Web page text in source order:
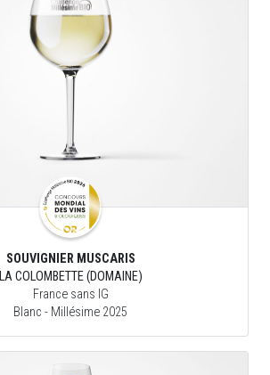
SOUVIGNIER MUSCARIS
LA COLOMBETTE (DOMAINE)
France sans IG
Blanc - Millésime 2025